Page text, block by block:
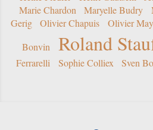
Marie Chardon
Maryelle Budry
Gerig
Olivier Chapuis Olivier May
Bonvin
Roland
Ferrarelli
Sophie Colliex Sven